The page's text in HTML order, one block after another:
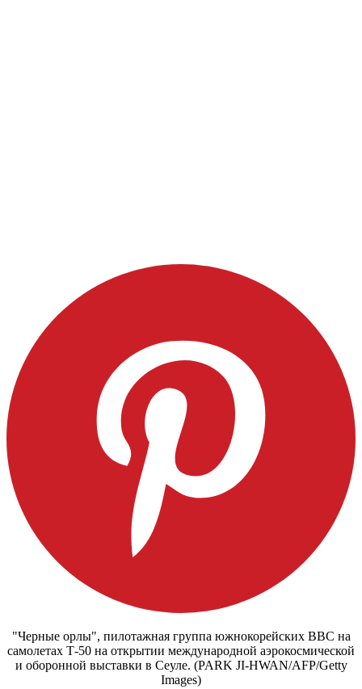
"Черные орлы", пилотажная группа южнокорейских ВВС на
самолетах Т-50 на открытии международной аэрокосмической
и оборонной выставки в Сеуле. (PARK JI-HWAN/AFP/Getty
Images)